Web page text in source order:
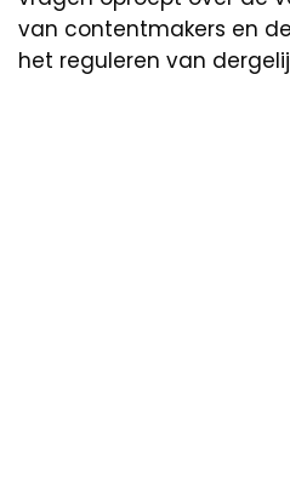
van contentmakers en
het reguleren van